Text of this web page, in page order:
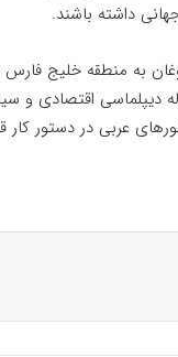
داشته باشند.
به منطقه خلیج
دیپلماسی اقتصادی
عربی در دستور کار